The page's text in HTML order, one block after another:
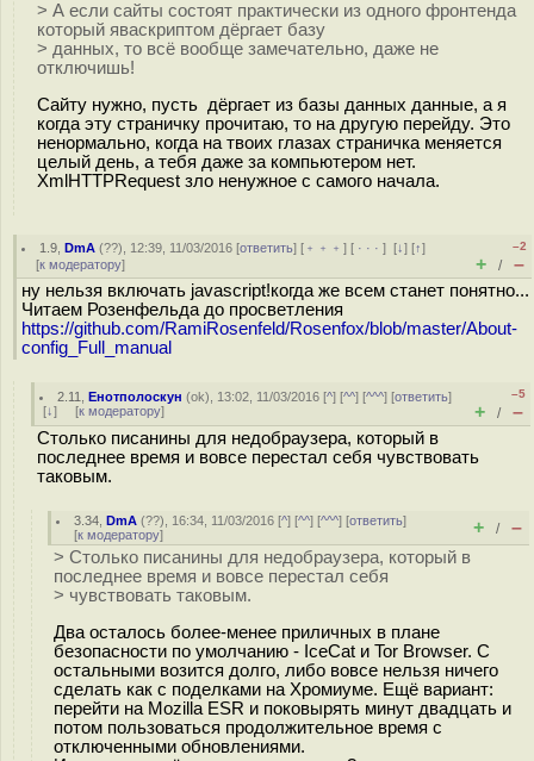
> А если сайты состоят практически из одного фронтенда
который яваскриптом дёргает базу
> данных, то всё вообще замечательно, даже не
отключишь!
Сайту нужно, пусть дёргает из базы данных данные, а я
когда эту страничку прочитаю, то на другую перейду. Это
ненормально, когда на твоих глазах страничка меняется
целый день, а тебя даже за компьютером нет.
XmlHTTPRequest зло ненужное с самого начала.
1.9 ,DmA (??), 12:39, 11/03/2016 [ответить] [ ﹢﹢﹢] [ · · ·][↓] [↑]
[к модератору]
–2
+ / –
ну нельзя включать javascript!когда же всем станет понятно...
Читаем Розенфельда до просветления
https://github.com/RamiRosenfeld/Rosenfox/blob/master/About-
config_Full_manual
2.11 ,Енотполоскун (ok), 13:02, 11/03/2016 [^] [^^] [^^^] [ответить]
[↓] [к модератору]
–5
+ / –
Столько писанины для недобраузера, который в
последнее время и вовсе перестал себя чувствовать
таковым.
3.34 ,DmA (??), 16:34, 11/03/2016 [^] [^^] [^^^] [ответить]
[к модератору] + / –
> Столько писанины для недобраузера, который в
последнее время и вовсе перестал себя
> чувствовать таковым.
Два осталось более-менее приличных в плане
безопасности по умолчанию - IceCat и Tor Browser. С
остальными возится долго, либо вовсе нельзя ничего
сделать как с поделками на Хромиуме. Ещё вариант:
перейти на Mozilla ESR и поковырять минут двадцать и
потом пользоваться продолжительное время с
отключенными обновлениями.